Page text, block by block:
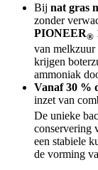
Bij nat gras
zonder
PIONEER®
van
krijgen
ammoniak
Vanaf 30 %
inzet van
De unieke
conservering
een stabiele
de vorming